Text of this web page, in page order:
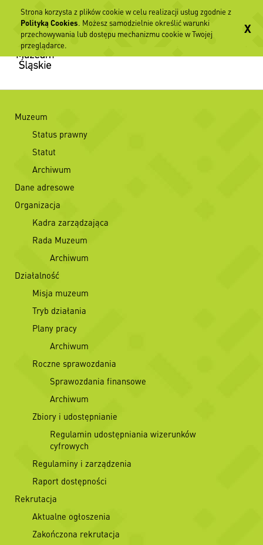
Muzeum
Status prawny
Statut
Archiwum
Dane adresowe
Organizacja
Kadra zarządzająca
Rada Muzeum
Archiwum
Działalność
Misja muzeum
Tryb działania
Plany pracy
Archiwum
Roczne sprawozdania
Sprawozdania finansowe
Archiwum
Zbiory i udostępnianie
Regulamin udostępniania wizerunków
cyfrowych
Regulaminy i zarządzenia
Raport dostępności
Rekrutacja
Aktualne ogłoszenia
Zakończona rekrutacja
Strona korzysta z plików cookie w celu realizacji usług zgodnie z
Polityką Cookies. Możesz samodzielnie określić warunki
przechowywania lub dostępu mechanizmu cookie w Twojej
przeglądarce.
X